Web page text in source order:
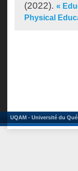
(2022). «
Physical
UQAM - Université du